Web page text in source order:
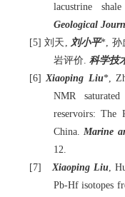
lacustrine
Geological
[5]刘天 , 刘小平*, 孙
岩评价. 科学技
[6]Xiaoping Liu*,
NMR
reservoirs: The
China.Marine
12.
[7]
Xiaoping Liu,
Pb-Hf isotopes